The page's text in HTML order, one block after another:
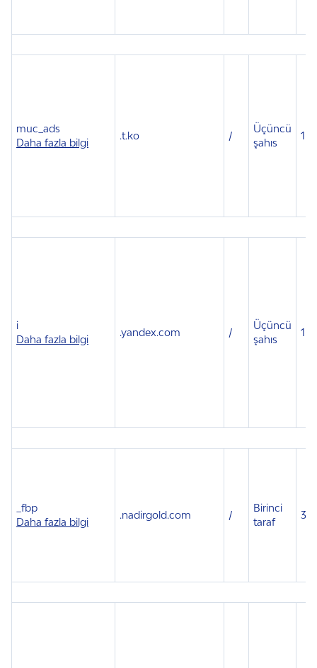
muc_ads
Daha fazla bilgi
.t.ko /
Üçüncü
şahıs
1
i
Daha fazla bilgi
.yandex.com /
Üçüncü
şahıs
1
_fbp
Daha fazla bilgi
.nadirgold.com /
Birinci
taraf
3